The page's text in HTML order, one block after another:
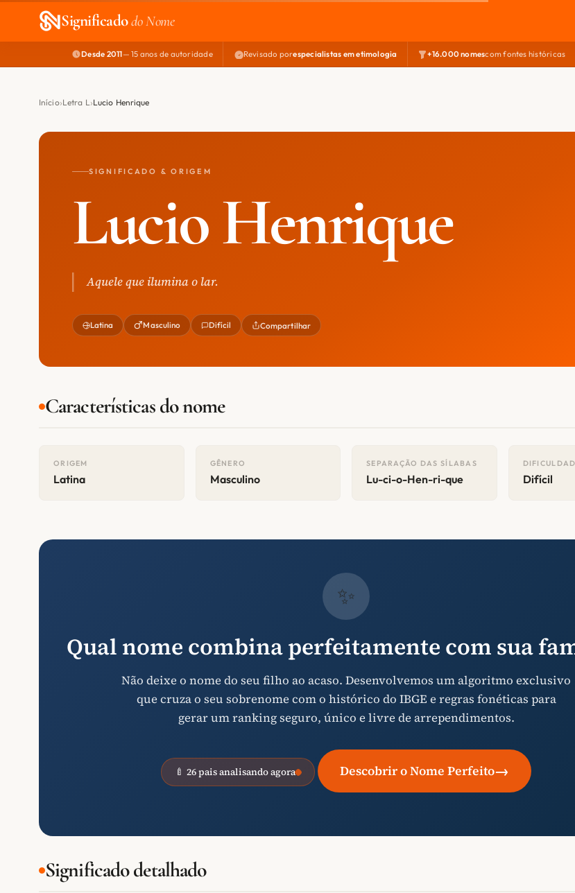
Significadodo Nome
Desde 2011— 15 anos de autoridade Revisado porespecialistas em etimologia +16.000 nomescom fontes históricas
Início Letra L Lucio Henrique
SIGNIFICADO & ORIGEM
Lucio Henrique
Aquele que ilumina o lar.
Latina Masculino Difícil Compartilhar
Características do nome
ORIGEM
Latina
GÊNERO
Masculino
SEPARAÇÃO DAS SÍLABAS
Lu-ci-o-Hen-ri-que Difícil
✨
Qual nome combina perfeitamente com sua
Não deixe o nome do seu filho ao acaso. Desenvolvemos um algoritmo exclusivo
que cruza o seu sobrenome com o histórico do IBGE e regras fonéticas para
gerar um ranking seguro, único e livre de arrependimentos.
🍼 26 pais analisando agora Descobrir o Nome Perfeito→
Significado detalhado